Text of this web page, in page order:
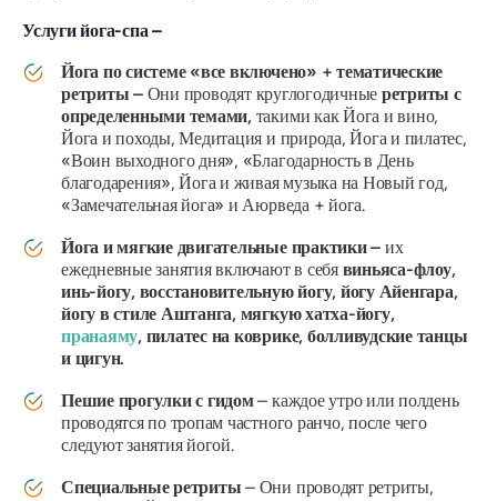
Услуги йога-спа –
Йога по системе «все включено» + тематические
ретриты– Они проводят круглогодичные ретриты с
определенными темами,такими как Йога и вино,
Йога и походы, Медитация и природа, Йога и пилатес,
«Воин выходного дня», «Благодарность в День
благодарения», Йога и живая музыка на Новый год,
«Замечательная йога» и Аюрведа + йога.
Йога и мягкие двигательные практики – их
ежедневные занятия включают в себя виньяса-флоу,
инь-йогу, восстановительную йогу, йогу Айенгара,
йогу в стиле Аштанга, мягкую хатха-йогу,
пранаяму, пилатес на коврике, болливудские танцы
и цигун.
Пешие прогулки с гидом– каждое утро или полдень
проводятся по тропам частного ранчо, после чего
следуют занятия йогой.
Специальные ретриты – Они проводят ретриты,